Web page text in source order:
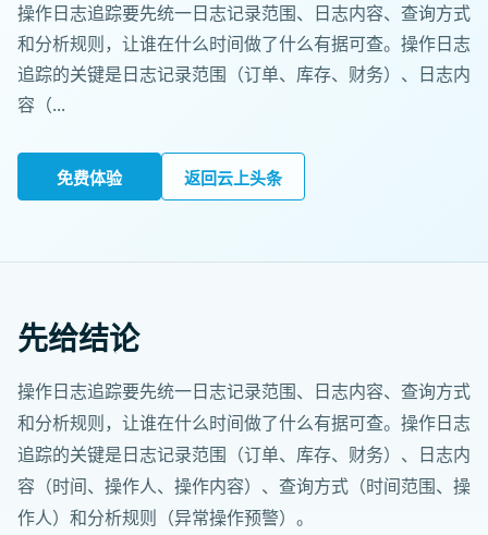
操作日志追踪要先统一日志记录范围、日志内容、查询方式
和分析规则，让谁在什么时间做了什么有据可查。操作日志
追踪的关键是日志记录范围（订单、库存、财务）、日志内
容（...
免费体验 返回云上头条
先给结论
操作日志追踪要先统一日志记录范围、日志内容、查询方式
和分析规则，让谁在什么时间做了什么有据可查。操作日志
追踪的关键是日志记录范围（订单、库存、财务）、日志内
容（时间、操作人、操作内容）、查询方式（时间范围、操
作人）和分析规则（异常操作预警）。